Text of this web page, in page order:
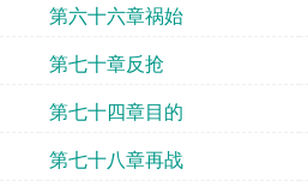
第六十六章祸始
第七十章反抢
第七十四章目的
第七十八章再战